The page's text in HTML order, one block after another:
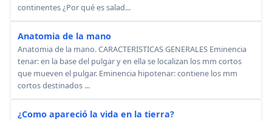
continentes ¿Por qué es salad...
Anatomia de la mano
Anatomia de la mano. CARACTERISTICAS GENERALES Eminencia
tenar: en la base del pulgar y en ella se localizan los mm cortos
que mueven el pulgar. Eminencia hipotenar: contiene los mm
cortos destinados ...
¿Como apareció la vida en la tierra?